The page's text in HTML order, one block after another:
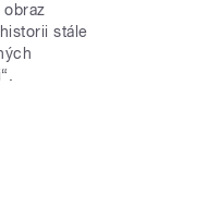
obraz
stále